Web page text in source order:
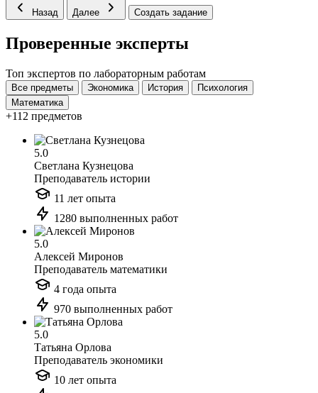
Назад Далее Создать задание
Проверенные эксперты
Топ экспертов по лабораторным работам
Все предметы Экономика История
Психология
Математика
+112 предметов
5.0
Светлана Кузнецова
Преподаватель истории
11 лет опыта
1280 выполненных работ
5.0
Алексей Миронов
Преподаватель математики
4 года опыта
970 выполненных работ
5.0
Татьяна Орлова
Преподаватель экономики
10 лет опыта